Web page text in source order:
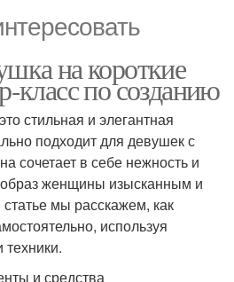
на короткие
класс по созданию
стильная и элегантная
подходит для девушек с
сочетает в себе нежность и
образ женщины изысканным и
мы расскажем, как
используя
и средства